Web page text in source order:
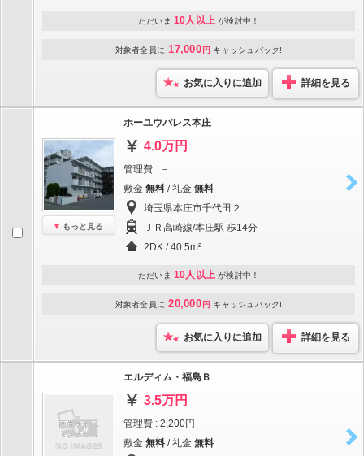
ただいま 10人以上 が検討中！
対象者全員に 17,000 円 キャッシュバック!
お気に入りに追加 詳細を見る
もっと見る
ホーユウパレス本庄
4.0万円
管理費 : －
敷金 無料 / 礼金 無料
埼玉県本庄市千代田２
ＪＲ高崎線/本庄駅 歩14分
2DK / 40.5m²
ただいま 10人以上 が検討中！
対象者全員に 20,000 円 キャッシュバック!
お気に入りに追加 詳細を見る
エルディム・福島Ｂ
3.5万円
管理費 : 2,200円
敷金 無料 / 礼金 無料